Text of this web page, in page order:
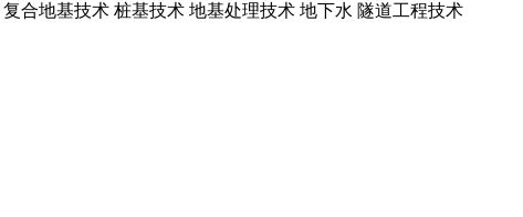
合地基技术 桩基技术 地基处理技术 地下水 隧道工程技术